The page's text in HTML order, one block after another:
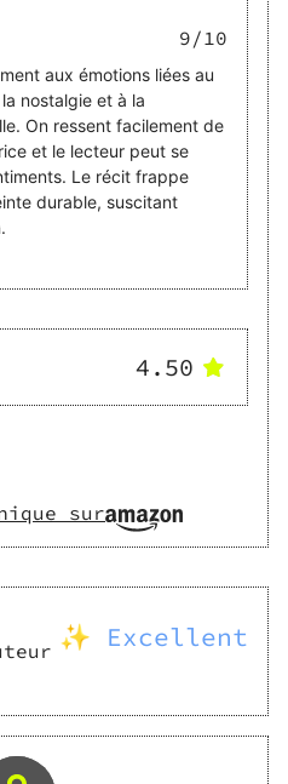
9/10
aux émotions liées au
nostalgie et à la
On ressent facilement de
et le lecteur peut se
Le récit frappe
durable, suscitant
4.50
sur
✨ Excellent